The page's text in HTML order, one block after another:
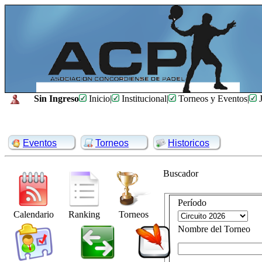
Sin Ingreso Inicio| Institucional| Torneos y Eventos|
Eventos Torneos Historicos
Calendario Ranking Torneos
Buscador
Período
Nombre del Torneo